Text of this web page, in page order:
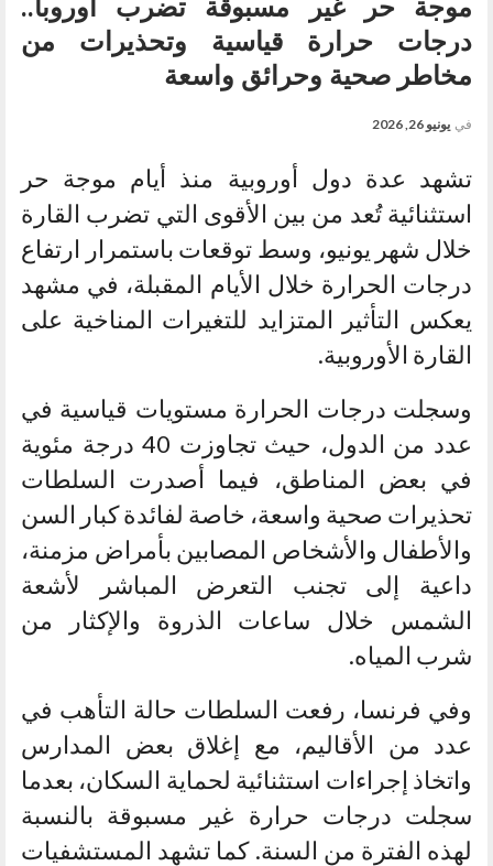
موجة حر غير مسبوقة تضرب أوروبا..
درجات حرارة قياسية وتحذيرات من
مخاطر صحية وحرائق واسعة
في يونيو 26, 2026
تشهد عدة دول أوروبية منذ أيام موجة حر
استثنائية تُعد من بين الأقوى التي تضرب القارة
خلال شهر يونيو، وسط توقعات باستمرار ارتفاع
درجات الحرارة خلال الأيام المقبلة، في مشهد
يعكس التأثير المتزايد للتغيرات المناخية على
القارة الأوروبية.
وسجلت درجات الحرارة مستويات قياسية في
عدد من الدول، حيث تجاوزت 40 درجة مئوية
في بعض المناطق، فيما أصدرت السلطات
تحذيرات صحية واسعة، خاصة لفائدة كبار السن
والأطفال والأشخاص المصابين بأمراض مزمنة،
داعية إلى تجنب التعرض المباشر لأشعة
الشمس خلال ساعات الذروة والإكثار من
شرب المياه.
وفي فرنسا، رفعت السلطات حالة التأهب في
عدد من الأقاليم، مع إغلاق بعض المدارس
واتخاذ إجراءات استثنائية لحماية السكان، بعدما
سجلت درجات حرارة غير مسبوقة بالنسبة
لهذه الفترة من السنة. كما تشهد المستشفيات